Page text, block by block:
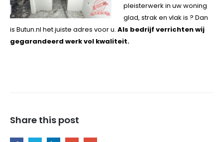
pleisterwerk in uw woning
glad, strak en vlak is ? Dan
is Butun.nl het juiste adres voor u. Als bedrijf verrichten wij
gegarandeerd werk vol kwaliteit.
Share this post